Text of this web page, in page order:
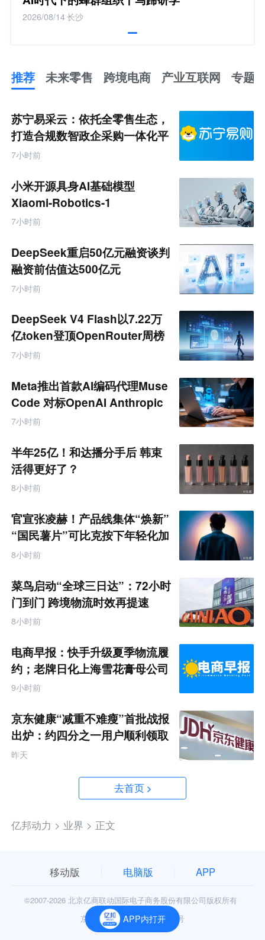
2026/08/14长沙
推荐 未来零售 跨境电商 产业互联网 专题
未
来
零
售
跨
境
商
产
业
互
联
网
苏宁易采云：依托全零售生态，
打造合规数智政企采购一体化平
台
7小时前
小米开源具身AI基础模型
Xiaomi-Robotics-1
7小时前
DeepSeek重启50亿元融资谈判
融资前估值达500亿元
7小时前
DeepSeek V4 Flash以7.22万
亿token登顶OpenRouter周榜
7小时前
Meta推出首款AI编码代理Muse
Code 对标OpenAI Anthropic
7小时前
半年25亿！和达播分手后 韩束
活得更好了？
8小时前
官宣张凌赫！产品线集体“焕新”
“国民薯片”可比克按下年轻化加
速键
8小时前
菜鸟启动“全球三日达”：72小时
门到门 跨境物流时效再提速
8小时前
电商早报：快手升级夏季物流履
约；老牌日化上海雪花膏母公司
破产
9小时前
京东健康“减重不难瘦”首批战报
出炉：约四分之一用户顺利领取
200元挑战金
昨天
去首页
亿邦动力 > 业界 > 正文
APP内打开
移动版 电脑版 APP
©2007-2026 北京亿商联动国际电子商务股份有限公司版权所有
京公网安备11010602006906号